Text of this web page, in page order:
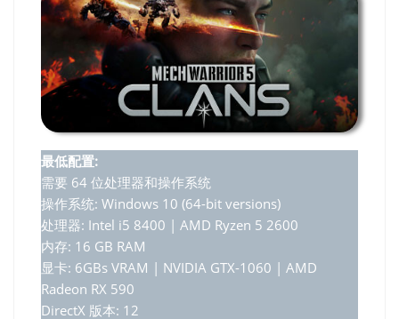
最低配置:
需要 64 位处理器和操作系统
操作系统: Windows 10 (64-bit versions)
处理器: Intel i5 8400 | AMD Ryzen 5 2600
内存: 16 GB RAM
显卡: 6GBs VRAM | NVIDIA GTX-1060 | AMD
Radeon RX 590
DirectX 版本: 12